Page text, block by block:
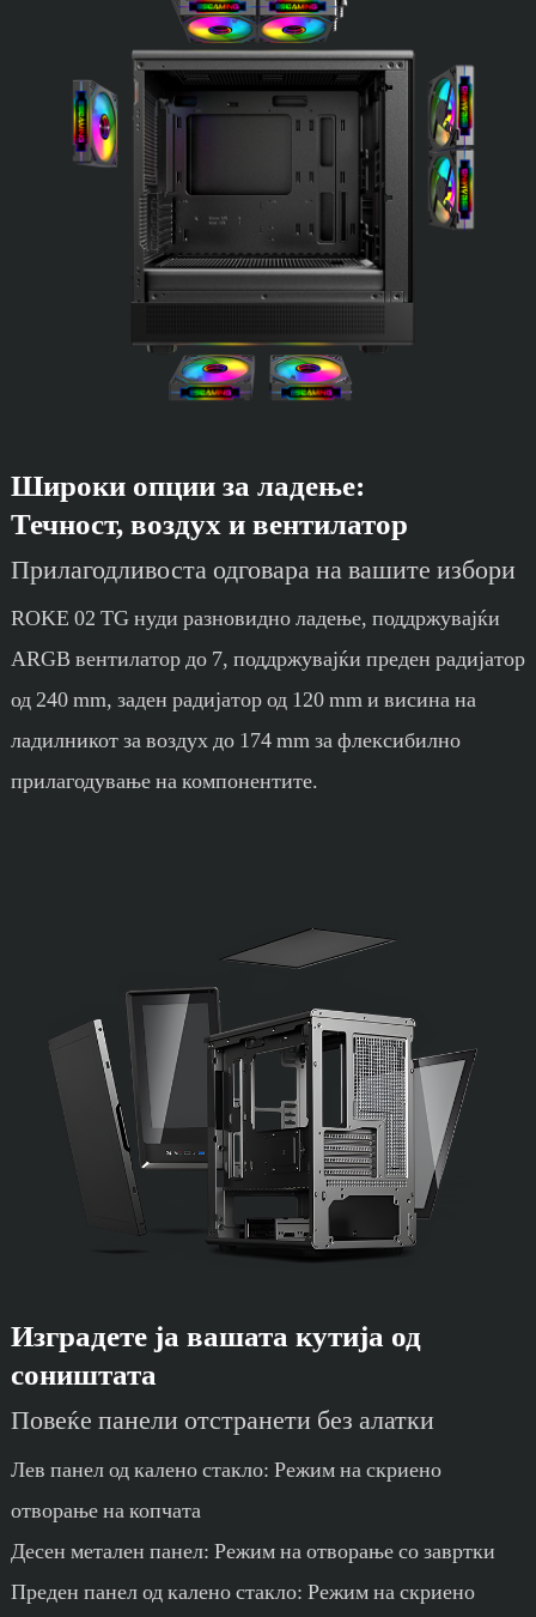
Широки опции за ладење:
Течност, воздух и вентилатор
Прилагодливоста одговара на вашите избори
ROKE 02 TG нуди разновидно ладење, поддржувајќи
ARGB вентилатор до 7, поддржувајќи преден радијатор
од 240 mm, заден радијатор од 120 mm и висина на
ладилникот за воздух до 174 mm за флексибилно
прилагодување на компонентите.
Изградете ја вашата кутија од
соништата
Повеќе панели отстранети без алатки
Лев панел од калено стакло: Режим на скриено
отворање на копчата
Десен метален панел: Режим на отворање со завртки
Преден панел од калено стакло: Режим на скриено